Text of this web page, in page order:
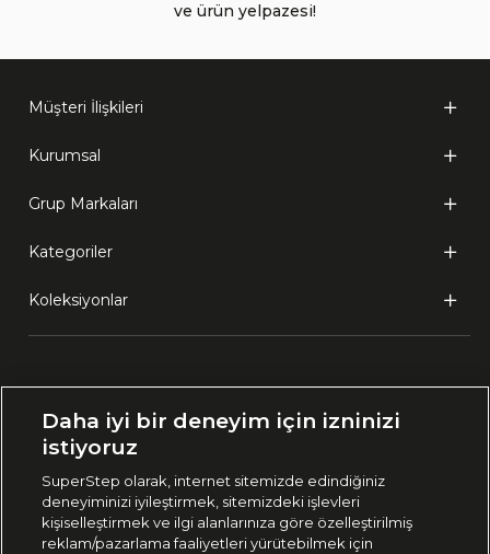
ve ürün yelpazesi!
Müşteri İlişkileri
Kurumsal
Grup Markaları
Kategoriler
Koleksiyonlar
🇹🇷 Türkiye
444 37 36
Daha iyi bir deneyim için izninizi
istiyoruz
SuperStep olarak, internet sitemizde edindiğiniz
deneyiminizi iyileştirmek, sitemizdeki işlevleri
kişiselleştirmek ve ilgi alanlarınıza göre özelleştirilmiş
reklam/pazarlama faaliyetleri yürütebilmek için